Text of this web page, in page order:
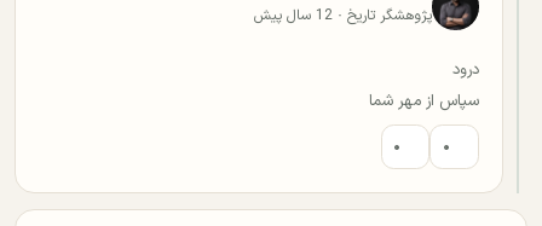
پژوهشگر تاریخ · 12 سال پیش
درود
سپاس از مهر شما
۰ ۰